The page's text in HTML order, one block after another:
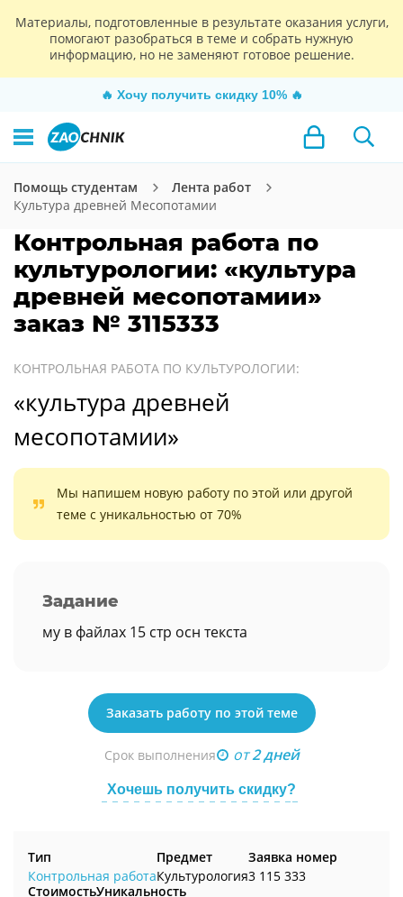
Материалы, подготовленные в результате оказания услуги,
помогают разобраться в теме и собрать нужную
информацию, но не заменяют готовое решение.
🔥 Хочу получить скидку 10% 🔥
Помощь студентам
Лента работ
Культура древней Месопотамии
Контрольная работа по
культурологии: «культура
древней месопотамии»
заказ № 3115333
КОНТРОЛЬНАЯ РАБОТА ПО КУЛЬТУРОЛОГИИ:
«культура древней
месопотамии»
Мы напишем новую работу по этой или другой
теме с уникальностью от 70%
Задание
му в файлах 15 стр осн текста
Заказать работу по этой теме
Срок выполнения от2 дней
Хочешь получить скидку?
Тип
Контрольная работа
Предмет
Культурология
Заявка номер
3 115 333
СтоимостьУникальность